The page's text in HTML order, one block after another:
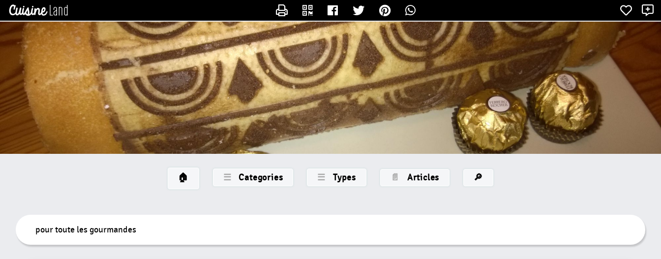
🏠 ☰ Categories ☰ Types 📄 Articles 🔎
CATÉGORIES
des
recettes
×
Toutes
Les
Recettes
Gateaux
Petits
Gateaux
Bûche
Entremet
Les
×
pour toute les gourmandes
X
CONTACTER LAMERECOTCOT